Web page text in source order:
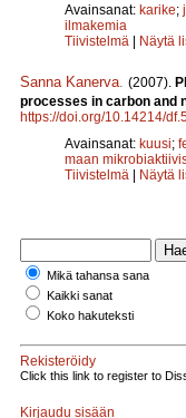
Avainsanat: karike;
ilmakemia
Tiivistelmä | Näytä
Sanna Kanerva (2007).
processes in carbon and
https://doi.org/10.14214/
Avainsanat: kuusi;
maan
Tiivistelmä | Näytä
Mikä tahansa sana
Kaikki sanat
Koko hakuteksti
Rekisteröidy
Click this link to register to
Kirjaudu sisään